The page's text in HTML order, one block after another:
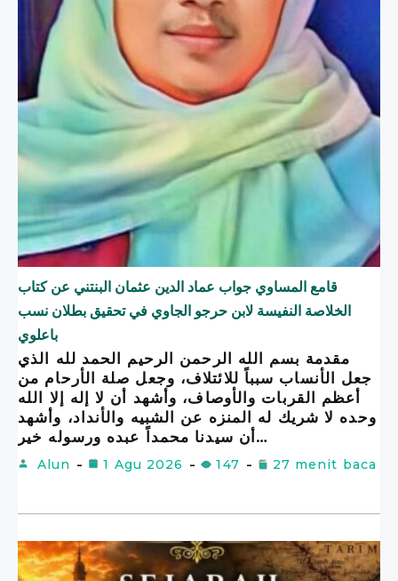
قامع المساوي جواب عماد الدين عثمان البنتني عن كتاب
الخلاصة النفيسة لابن حرجو الجاوي في تحقيق بطلان نسب
باعلوي
مقدمة بسم الله الرحمن الرحيم الحمد لله الذي
جعل الأنساب سبباً للائتلاف، وجعل صلة الأرحام من
أعظم القربات والأوصاف، وأشهد أن لا إله إلا الله
وحده لا شريك له المنزه عن الشبيه والأنداد، وأشهد
أن سيدنا محمداً عبده ورسوله خير…
Alun 1 Agu 2026 147 27 menit baca